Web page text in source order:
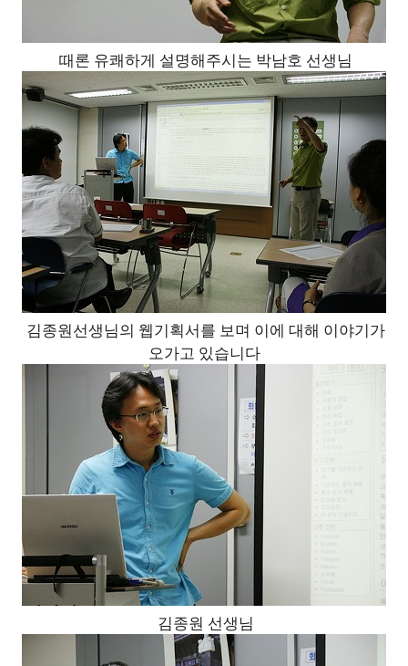
때론 유쾌하게 설명해주시는 박남호 선생님
김종원선생님의 웹기획서를 보며 이에 대해 이야기가
오가고 있습니다
김종원 선생님